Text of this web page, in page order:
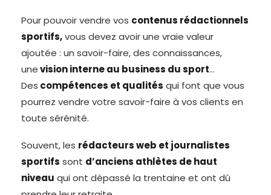
Pour pouvoir vendre vos contenus rédactionnels
sportifs,vous devez avoir une vraie valeur
ajoutée : un savoir-faire, des connaissances,
unevision interne au business du sport…
Des compétences et qualités qui font que vous
pourrez vendre votre savoir-faire à vos clients en
toute sérénité.
Souvent, les rédacteurs web et journalistes
sportifs sont d’anciens athlètes de haut
niveau qui ont dépassé la trentaine et ont dû